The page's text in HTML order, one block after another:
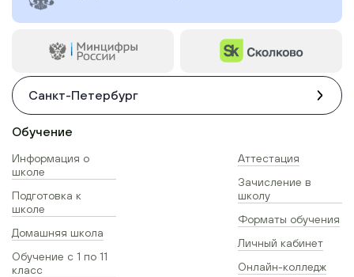
Санкт-Петербург
Обучение
Информация о
школе
Подготовка к
школе
Домашняя школа
Обучение с 1 по 11
класс
Аттестация
Зачисление в
школу
Форматы обучения
Личный кабинет
Онлайн-колледж